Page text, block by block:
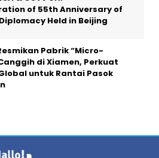
of 55th Anniversary of
Held in Beijing
Pabrik “Micro-
di Xiamen, Perkuat
untuk Rantai Pasok